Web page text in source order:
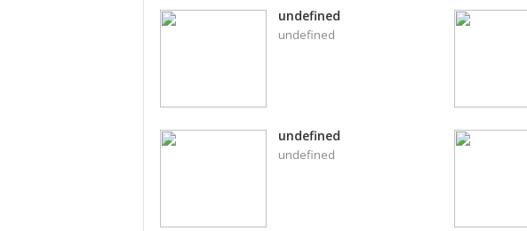
undefined
undefined
undefined
undefined